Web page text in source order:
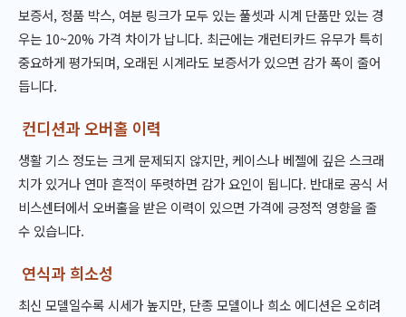
보증서, 정품 박스, 여분 링크가 모두 있는 풀셋과 시계 단품만 있는 경
우는 10~20% 가격 차이가 납니다. 최근에는 개런티카드 유무가 특히
중요하게 평가되며, 오래된 시계라도 보증서가 있으면 감가 폭이 줄어
듭니다.
컨디션과 오버홀 이력
생활 기스 정도는 크게 문제되지 않지만, 케이스나 베젤에 깊은 스크래
치가 있거나 연마 흔적이 뚜렷하면 감가 요인이 됩니다. 반대로 공식 서
비스센터에서 오버홀을 받은 이력이 있으면 가격에 긍정적 영향을 줄
수 있습니다.
연식과 희소성
최신 모델일수록 시세가 높지만, 단종 모델이나 희소 에디션은 오히려